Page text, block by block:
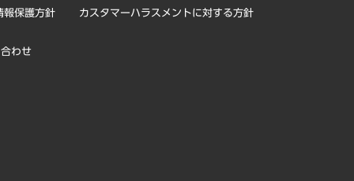
報保護方針 カスタマーハラスメントに対する方針
わせ